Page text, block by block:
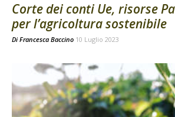
Corte dei conti Ue, risorse
per l’agricoltura sostenibile
Di Francesca Baccino 10 Luglio 2023